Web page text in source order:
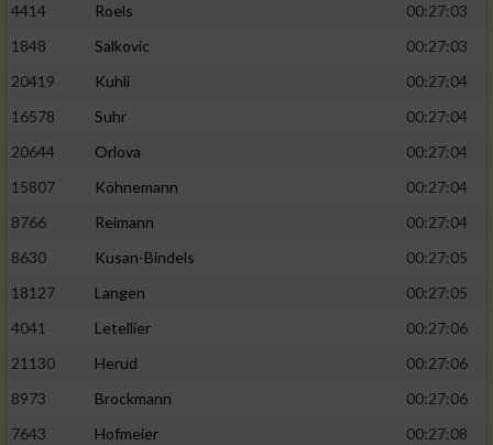
4414
Roels
00:27:03
1848
Salkovic
00:27:03
20419
Kuhli
00:27:04
16578
Suhr
00:27:04
20644
Orlova
00:27:04
15807
Köhnemann
00:27:04
8766
Reimann
00:27:04
8630
Kusan-Bindels
00:27:05
18127
Langen
00:27:05
4041
Letellier
00:27:06
21130
Herud
00:27:06
8973
Brockmann
00:27:06
7643
Hofmeier
00:27:08